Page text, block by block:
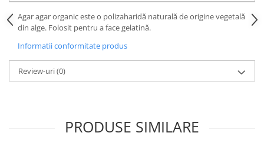
Agar agar organic este o polizaharidă naturală de origine vegetală
din alge. Folosit pentru a face gelatină.
Informatii conformitate produs
Review-uri(0)
PRODUSE SIMILARE